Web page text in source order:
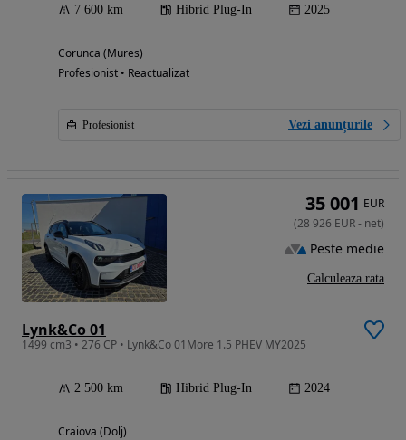
7 600 km Hibrid Plug-In 2025
Corunca (Mures)
Profesionist • Reactualizat
Profesionist Vezi anunțurile
Lynk&Co 01
1499 cm3 • 276 CP • Lynk&Co 01More 1.5 PHEV MY2025
2 500 km Hibrid Plug-In 2024
Craiova (Dolj)
35 001 EUR
(28 926 EUR- net)
Peste medie
Calculeaza rata